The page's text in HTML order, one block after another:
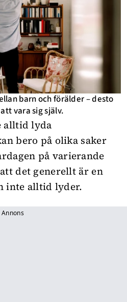
barn och förälder – desto
vara sig själv.
alltid lyda
bero på olika saker
på varierande
det generellt är en
inte alltid lyder.
Annons